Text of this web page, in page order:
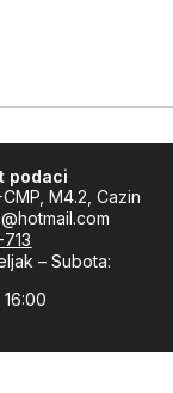
podaci
M4.2, Cazin
– Subota: